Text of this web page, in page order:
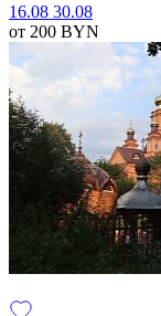
16.08 30.08
от 200 BYN